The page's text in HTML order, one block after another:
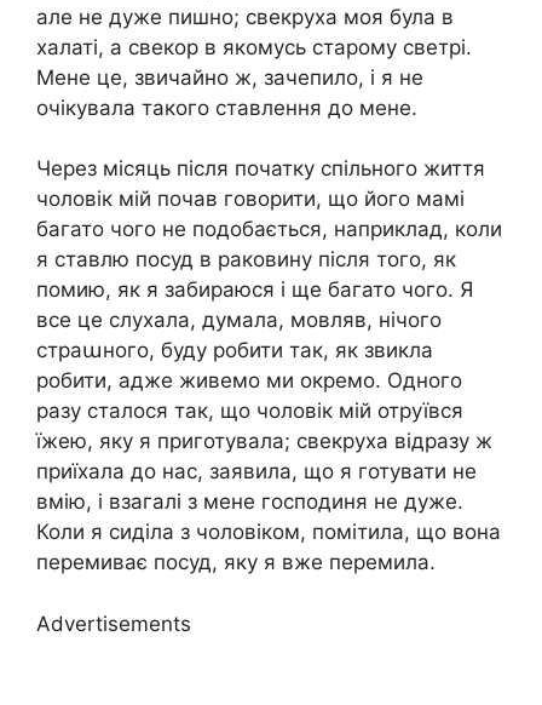
але не дуже пишно; свекруха моя була в
халаті, а свекор в якомусь старому светрі.
Мене це, звичайно ж, зачепило, і я не
очікувала такого ставлення до мене.
Через місяць після початку спільного життя
чоловік мій почав говорити, що його мамі
багато чого не подобається, наприклад, коли
я ставлю посуд в раковину після того, як
помию, як я забираюся і ще багато чого. Я
все це слухала, думала, мовляв, нічого
страաного, буду робити так, як звикла
робити, адже живемо ми окремо. Одного
разу сталося так, що чоловік мій отруївся
їжею, яку я приготувала; свекруха відразу ж
приїхала до нас, заявила, що я готувати не
вмію, і взагалі з мене господиня не дуже.
Коли я сиділа з чоловіком, помітила, що вона
перемиває посуд, яку я вже перемила.
Advertisements